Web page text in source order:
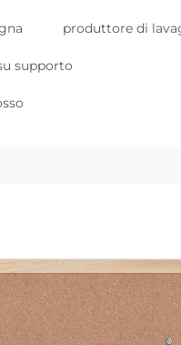
produttore di
supporto